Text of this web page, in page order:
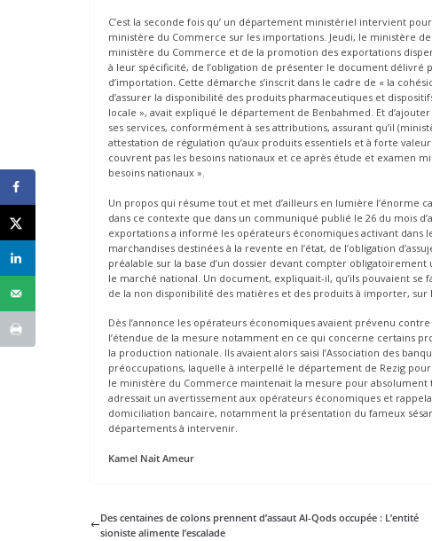
C’est la seconde fois qu’ un département ministériel intervient
ministère du Commerce sur les importations. Jeudi, le ministère
ministère du Commerce et de la promotion des exportations
à leur spécificité, de l’obligation de présenter le document délivré
d’importation. Cette démarche s’inscrit dans le cadre de « la
d’assurer la disponibilité des produits pharmaceutiques et
locale », avait expliqué le département de Benbahmed. Et
ses services, conformément à ses attributions, assurant qu’il
attestation de régulation qu’aux produits essentiels et à forte
couvrent pas les besoins nationaux et ce après étude et examen
besoins nationaux ».
Un propos qui résume tout et met d’ailleurs en lumière
dans ce contexte que dans un communiqué publié le 26 du mois
exportations a informé les opérateurs économiques activant
marchandises destinées à la revente en l’état, de l’obligation
préalable sur la base d’un dossier devant compter
le marché national. Un document, expliquait-il, qu’ils pouvaient
de la non disponibilité des matières et des produits à importer, sur
Dès l’annonce les opérateurs économiques avaient prévenu
l’étendue de la mesure notamment en ce qui concerne certains
la production nationale. Ils avaient alors saisi l’Association des
préoccupations, laquelle à interpellé le département de Rezig
le ministère du Commerce maintenait la mesure pour
adressait un avertissement aux opérateurs économiques et
domiciliation bancaire, notamment la présentation du fameux
départements à intervenir.
Kamel Nait Ameur
Des centaines de colons prennent d’assaut Al-Qods occupée : L’entité
sioniste alimente l’escalade